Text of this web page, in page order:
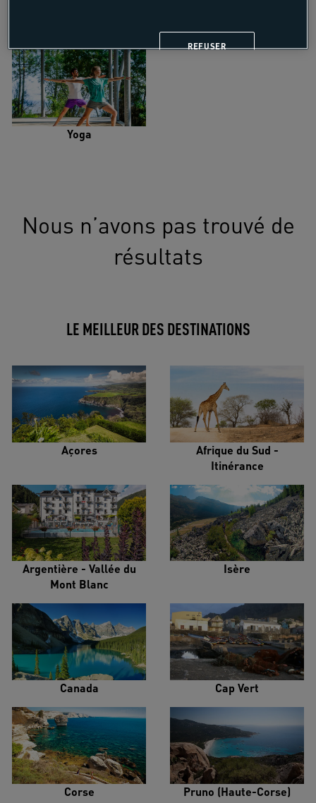
Vélo de randonnée
Yoga
Nous n’avons pas trouvé de
résultats
LE MEILLEUR DES DESTINATIONS
Açores
Afrique du Sud -
Itinérance
Argentière - Vallée du
Mont Blanc
Isère
Canada Cap Vert
Corse Pruno (Haute-Corse)
REFUSER